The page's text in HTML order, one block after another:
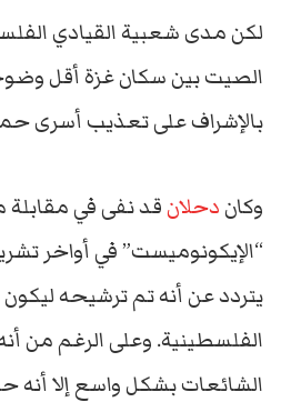
لكن مدى شعبية القيادي
الصيت بين سكان غزة أقل
بالإشراف على تعذيب أسرى
وكاندحلانقد نفى في
“الإيكونوميست” في أواخر
يتردد عن أنه تم ترشيحه ليكون
الفلسطينية. وعلى الرغم من
الشائعات بشكل واسع إلا أنه